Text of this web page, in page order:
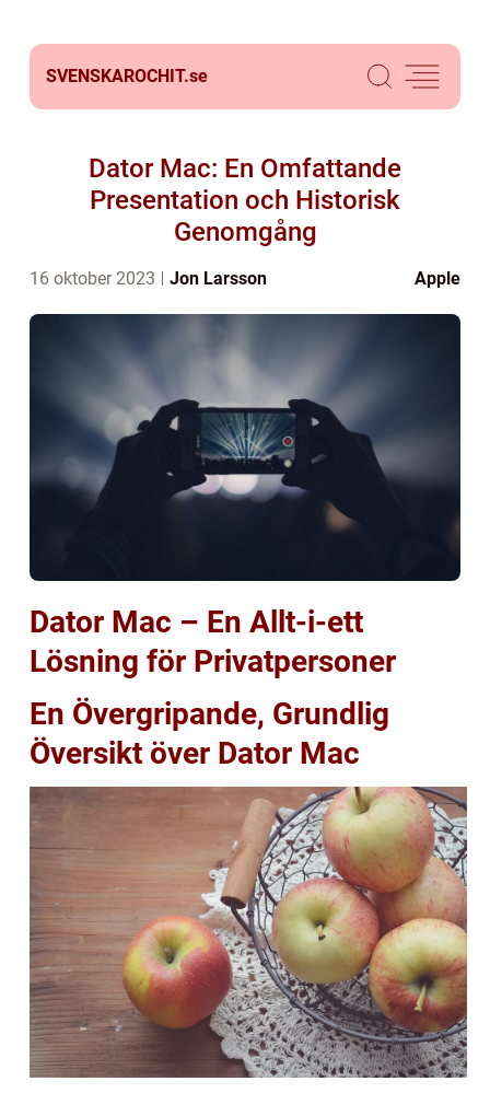
SVENSKAROCHIT.se
Dator Mac: En Omfattande
Presentation och Historisk
Genomgång
16 oktober 2023 Jon Larsson Apple
Dator Mac – En Allt-i-ett
Lösning för Privatpersoner
En Övergripande, Grundlig
Översikt över Dator Mac